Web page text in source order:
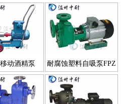
动酒精泵
FMZ型
耐腐蚀塑料自吸泵FPZ
型